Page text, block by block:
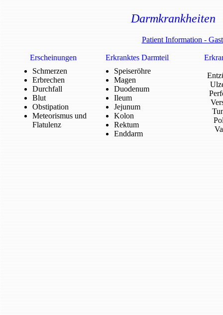
Patient Information -
Erscheinungen Erkranktes Darmteil
Schmerzen
Erbrechen
Durchfall
Blut
Obstipation
Meteorismus und
Flatulenz
Speiseröhre
Magen
Duodenum
Ileum
Jejunum
Kolon
Rektum
Enddarm